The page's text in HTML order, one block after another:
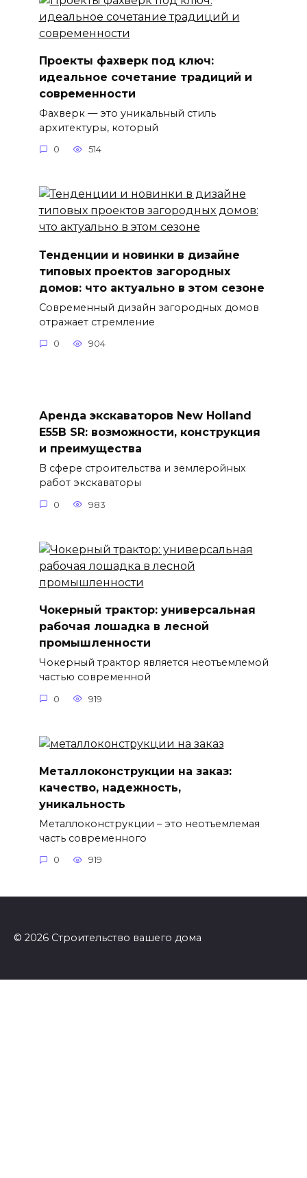
Проекты фахверк под ключ:
идеальное сочетание традиций и
современности
Фахверк — это уникальный стиль
архитектуры, который
0 514
Тенденции и новинки в дизайне
типовых проектов загородных
домов: что актуально в этом сезоне
Современный дизайн загородных домов
отражает стремление
0 904
Аренда экскаваторов New Holland
E55B SR: возможности, конструкция
и преимущества
В сфере строительства и землеройных
работ экскаваторы
0 983
Чокерный трактор: универсальная
рабочая лошадка в лесной
промышленности
Чокерный трактор является неотъемлемой
частью современной
0 919
Металлоконструкции на заказ:
качество, надежность,
уникальность
Металлоконструкции – это неотъемлемая
часть современного
0 919
© 2026 Строительство вашего дома